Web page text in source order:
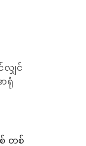
လျှင်
ာရုံ
စ် တစ်